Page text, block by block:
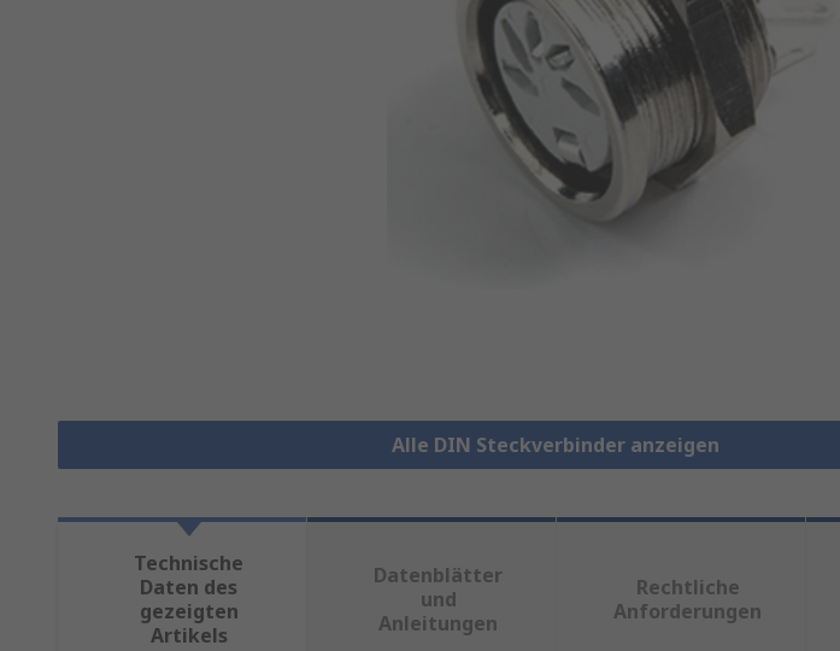
Alle DIN Steckverbinder anzeigen
Technische
Daten des
gezeigten
Artikels
Datenblätter
und
Anleitungen
Rechtliche
Anforderungen